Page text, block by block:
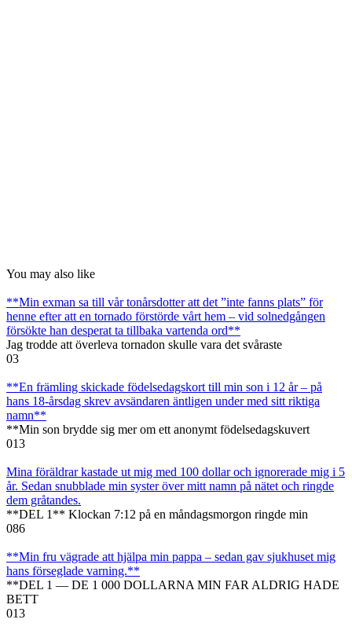
You may also like
**Min exman sa till vår tonårsdotter att det ”inte fanns plats” för
henne efter att en tornado förstörde vårt hem – vid solnedgången
försökte han desperat ta tillbaka vartenda ord**
Jag trodde att överleva tornadon skulle vara det svåraste
03
**En främling skickade födelsedagskort till min son i 12 år – på
hans 18-årsdag skrev avsändaren äntligen under med sitt riktiga
namn**
**Min son brydde sig mer om ett anonymt födelsedagskuvert
013
Mina föräldrar kastade ut mig med 100 dollar och ignorerade mig i 5
år. Sedan snubblade min syster över mitt namn på nätet och ringde
dem gråtandes.
**DEL 1** Klockan 7:12 på en måndagsmorgon ringde min
086
**Min fru vägrade att hjälpa min pappa – sedan gav sjukhuset mig
hans förseglade varning.**
**DEL 1 — DE 1 000 DOLLARNA MIN FAR ALDRIG HADE
BETT
013